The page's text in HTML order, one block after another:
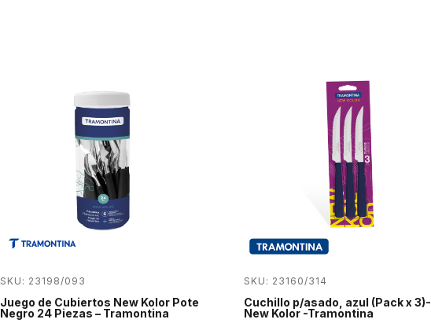
SKU: 23198/093
Juego de Cubiertos New Kolor Pote
Negro 24 Piezas – Tramontina
SKU: 23160/314
Cuchillo p/asado, azul (Pack x 3)-
New Kolor -Tramontina